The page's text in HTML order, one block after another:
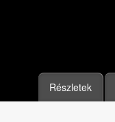
Részletek